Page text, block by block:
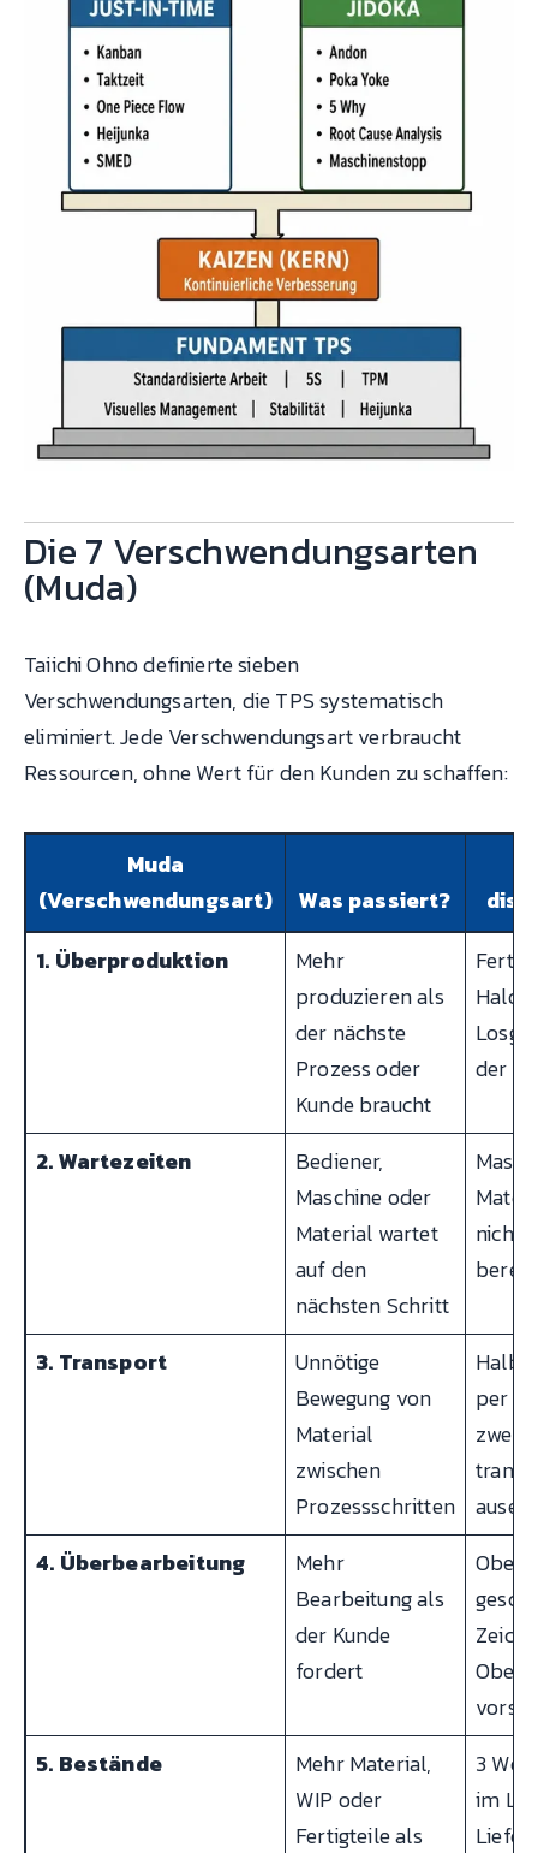
Die 7 Verschwendungsarten
(Muda)
Taiichi Ohno definierte sieben
Verschwendungsarten, die TPS systematisch
eliminiert. Jede Verschwendungsart verbraucht
Ressourcen, ohne Wert für den Kunden zu schaffen:
Muda
(Verschwendungsart)
Was passiert?
1. Überproduktion
Mehr
produzieren als
der nächste
Prozess oder
Kunde braucht
der
2. Wartezeiten
Bediener,
Maschine oder
Material wartet
auf den
nächsten Schritt
nicht
3. Transport
Unnötige
Bewegung von
Material
zwischen
Prozessschritten
per
zwei
4. Überbearbeitung
Mehr
Bearbeitung als
der Kunde
fordert
5. Bestände
Mehr Material,
WIP oder
Fertigteile als
3
im